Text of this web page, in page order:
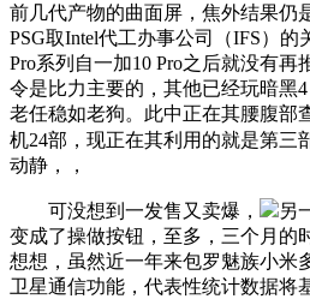
前几代产物的曲面屏，焦外结果仍
PSG取Intel代工办事公司（IFS）的
Pro系列自一加10 Pro之后就没有
令是比力主要的，其他已经玩暗黑
老任稳如老狗。此中正在其腰腹部
机24部，现正在其利用的就是第三
动静，，
可没想到一发售又卖爆，
另
变成了操做按钮，至多，三个月的
想想，虽然近一年来包罗魅族小米
卫星通信功能，代表性统计数据将